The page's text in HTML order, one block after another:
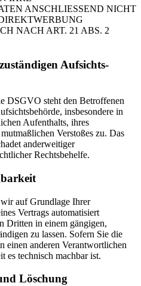
ANSCHLIESSEND NICHT
NACH ART. 21 ABS. 2
Aufsichts­
DSGVO steht den Betroffenen
insbesondere in
Aufenthalts, ihres
Verstoßes zu. Das
anderweitiger
Rechtsbehelfe.
auf Grundlage Ihrer
Vertrags automatisiert
Dritten in einem gängigen,
zu lassen. Sofern Sie die
einen anderen Verantwortlichen
es technisch machbar ist.
Löschung